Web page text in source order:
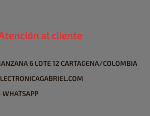
al cliente
6 LOTE 12 CARTAGENA/COLOMBIA